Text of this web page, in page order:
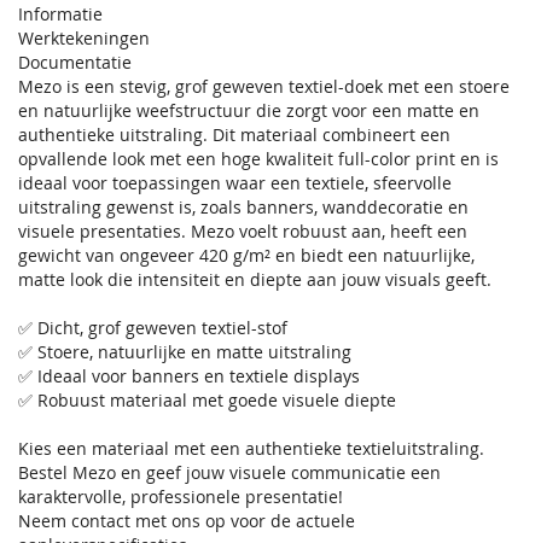
Informatie
Werktekeningen
Documentatie
Mezo is een stevig, grof geweven textiel-doek met een stoere
en natuurlijke weefstructuur die zorgt voor een matte en
authentieke uitstraling. Dit materiaal combineert een
opvallende look met een hoge kwaliteit full-color print en is
ideaal voor toepassingen waar een textiele, sfeervolle
uitstraling gewenst is, zoals banners, wanddecoratie en
visuele presentaties. Mezo voelt robuust aan, heeft een
gewicht van ongeveer 420 g/m² en biedt een natuurlijke,
matte look die intensiteit en diepte aan jouw visuals geeft.
✅ Dicht, grof geweven textiel-stof
✅ Stoere, natuurlijke en matte uitstraling
✅ Ideaal voor banners en textiele displays
✅ Robuust materiaal met goede visuele diepte
Kies een materiaal met een authentieke textieluitstraling.
Bestel Mezo en geef jouw visuele communicatie een
karaktervolle, professionele presentatie!
Neem contact met ons op voor de actuele